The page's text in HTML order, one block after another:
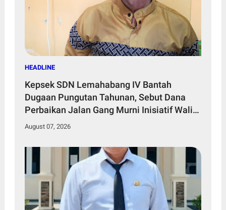
HEADLINE
Kepsek SDN Lemahabang IV Bantah
Dugaan Pungutan Tahunan, Sebut Dana
Perbaikan Jalan Gang Murni Inisiatif Wali
Murid
August 07, 2026